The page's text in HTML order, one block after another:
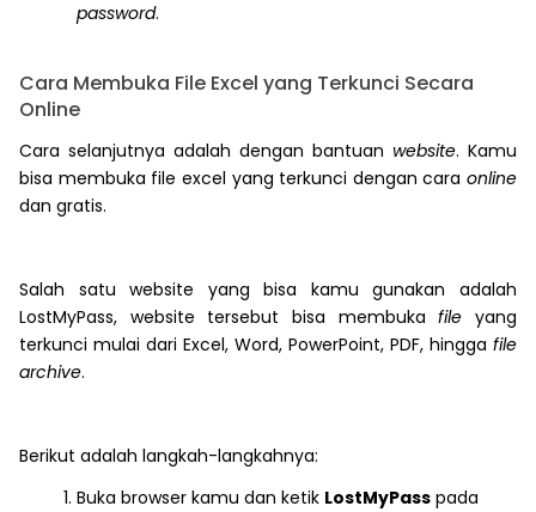
password.
Cara Membuka File Excel yang Terkunci Secara
Online
Cara selanjutnya adalah dengan bantuan website. Kamu
bisa membuka file excel yang terkunci dengan cara online
dan gratis.
Salah satu website yang bisa kamu gunakan adalah
LostMyPass, website tersebut bisa membukafile yang
terkunci mulai dari Excel, Word, PowerPoint, PDF, hingga file
archive.
Berikut adalah langkah-langkahnya:
Buka browser kamu dan ketik LostMyPass pada